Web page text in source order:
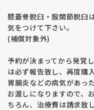
膝蓋骨脱臼・股関節脱臼
気をつけて下さい。
(補償対象外)
予約が決まってから発覚
は必ず報告致し、再度購
胃腸炎などの病気があっ
お渡しになりますので、
ちろん、治療費は請求致